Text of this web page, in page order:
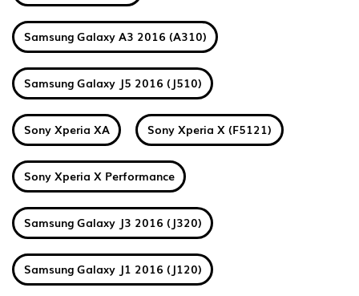
Samsung Galaxy A3 2016 (A310)
Samsung Galaxy J5 2016 (J510)
Sony Xperia XA Sony Xperia X (F5121)
Sony Xperia X Performance
Samsung Galaxy J3 2016 (J320)
Samsung Galaxy J1 2016 (J120)